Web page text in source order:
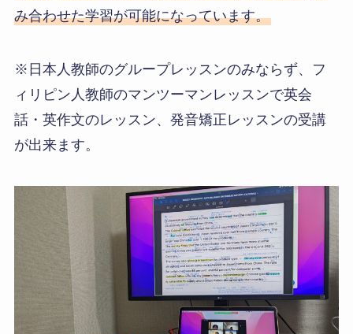
み合わせた学習が可能になっています。
※日本人教師のグループレッスンのみならず、フ
ィリピン人教師のマンツーマンレッスンで英会
話・英作文のレッスン、発音矯正レッスンの受講
が出来ます。